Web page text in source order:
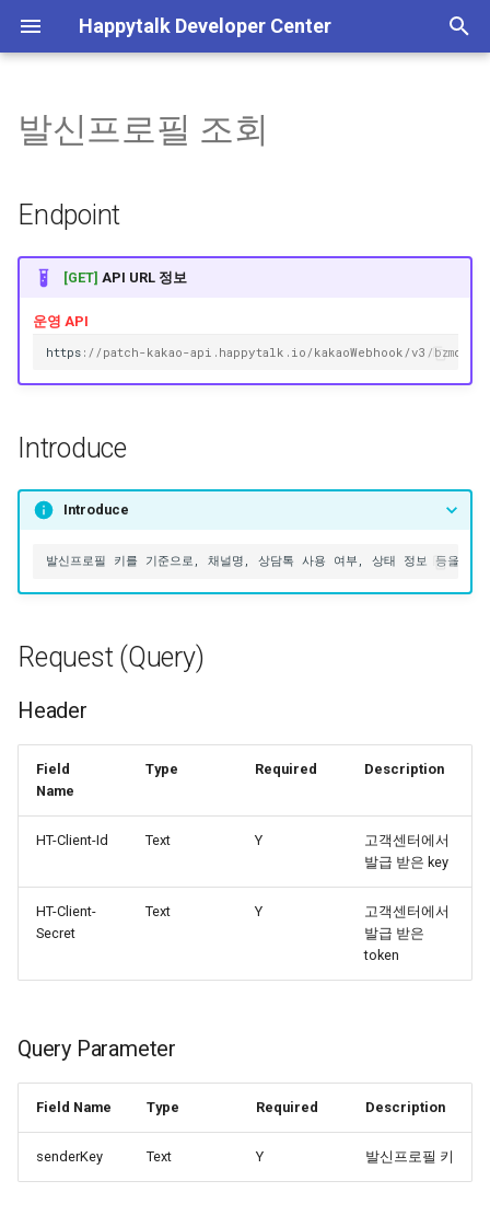
Happytalk Developer Center
초
화
템플릿 타입 전환 안내
챗봇 대화 내역 조회 API 종료
안내(~26/06/30)
기본 정보
상담
메시지 발신
상담 가능/불가 상담원 인
수
상담 정보 수신
API 실패 코드
기본 정보
고객 정보 관리
상담 내역 조회 상담방 번호 검색
고급 설정
계정&시스템 관리
채팅 전송 파일
상담원 자동 배정
API 실패 코드
JWT(토큰) 발급
Endpoint
Introduce
Request (Query)
Header
Query Parameter
Parameter
채팅 활성화
채팅 비활성화
상담시간 조회
상담시간 저장
POST 방식 상담 연결
GET 방식 상담 연결
챗봇 대화 내역 조회
수신 도메인 조회
수신 도메인 저장
사용자 메시지 수신
사용자 메타 정보 수신
세션 종료 정보 수신
Plain 메시지 발송
Rich 메시지 발송
일반 종료
종료 후 봇 이벤트 실행
사용자 차단
사용자 차단 해제
이미지 업로드
기타 파일 업로드
비즈니스폼 업로드
기본 정보
Happytalk Embedded
상담하기
발신프로필 조회
Endpoint
[GET] API URL 정보
운영 API
https : //patch-kakao-api.happytalk.io/kakaoWebhook/v3/bzmc/
Introduce
Introduce
Request (Query)
Header
Field
Name
Type Required Description
HT-Client-Id Text Y
고객센터에서
발급 받은 key
HT-Client-
Secret
Text Y
고객센터에서
발급 받은
token
Query Parameter
Field Name Type Required Description
senderKey Text Y 발신프로필 키